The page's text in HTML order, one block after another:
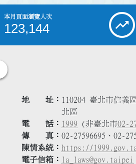
本月頁面瀏覽人次
123,144
地 址
110204 臺北市信義
北區
電 話
1999 (非臺北市02-
傳 真
02-27596695、02-
陳情系統
https://
電子信箱
la_laws@gov.taipei